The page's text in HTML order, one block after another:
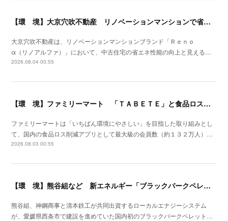
【環 境】大京穴吹不動産 リノベーションマンションで省エネ化を開始
大京穴吹不動産は、リノベーションマンションブランド「Ｒｅｎｏ
α（リノアルファ）」において、中古住宅の省エネ性能の向上と見える…
2026.08.04 00:55
【環 境】ファミリーマート 「ＴＡＢＥＴＥ」と食品ロス削減の実証実験を開始
ファミリーマートは「いちばん環境にやさしい」を目指した取り組みとし
て、国内の食品ロス削減アプリとして最大級の会員数（約１３２万人）…
2026.08.03 00:55
【環 境】熊谷組など 新エネルギー「ブラックバークペレット」国内初の製造工場竣工
熊谷組、神鋼商事と清本鉄工が共同出資するローカルエナジーシステム
が、愛媛県西条市で建設を進めていた国内初のブラックバークペレット…